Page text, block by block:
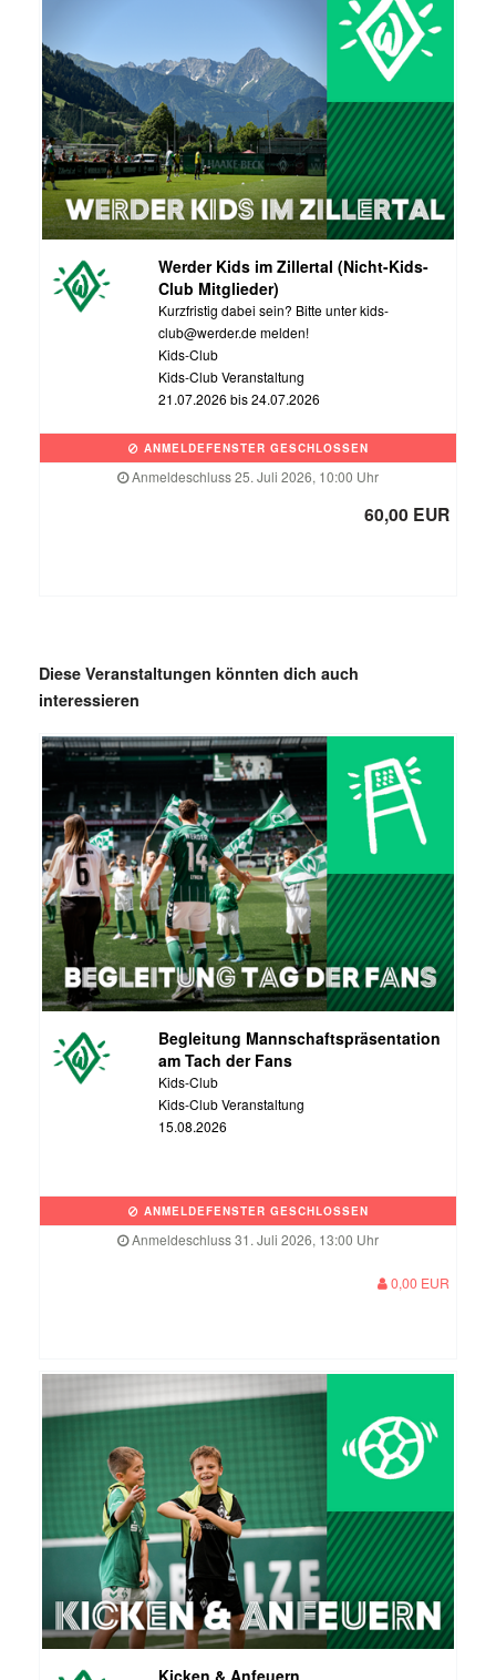
Werder Kids im Zillertal (Nicht-Kids-
Club Mitglieder)
Kurzfristig dabei sein? Bitte unter kids-
club@werder.de melden!
Kids-Club
Kids-Club Veranstaltung
21.07.2026 bis 24.07.2026
ANMELDEFENSTER GESCHLOSSEN
Anmeldeschluss 25. Juli 2026, 10:00 Uhr
60,00 EUR
Diese Veranstaltungen könnten dich auch
interessieren
Begleitung Mannschaftspräsentation
am Tach der Fans
Kids-Club
Kids-Club Veranstaltung
15.08.2026
ANMELDEFENSTER GESCHLOSSEN
Anmeldeschluss 31. Juli 2026, 13:00 Uhr
0,00 EUR